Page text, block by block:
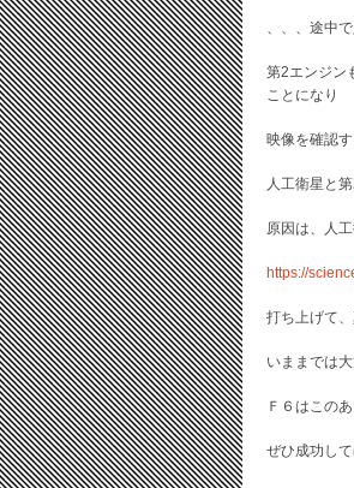
、、、途中
第2エンジン
ことになり
映像を確認
人工衛星と
原因は、人
https://
打ち上げて
いままでは
Ｆ６はこの
ぜひ成功し